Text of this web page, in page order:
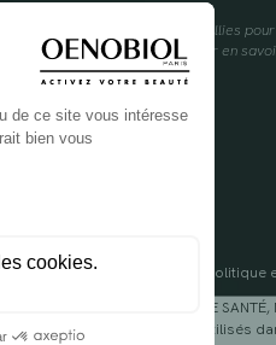
traite les données recueillies
sur ses produits et offres. Pour en
vousici
Melun 399 227 636
Générales d’Utilisation
POUR VOTRE
alimentaires doivent être utilisés